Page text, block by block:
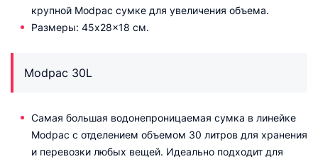
крупной Modpac сумке для увеличения объема.
Размеры: 45x28x18 см.
Modpac 30L
Самая большая водонепроницаемая сумка в линейке
Modpac с отделением объемом 30 литров для хранения
и перевозки любых вещей. Идеально подходит для